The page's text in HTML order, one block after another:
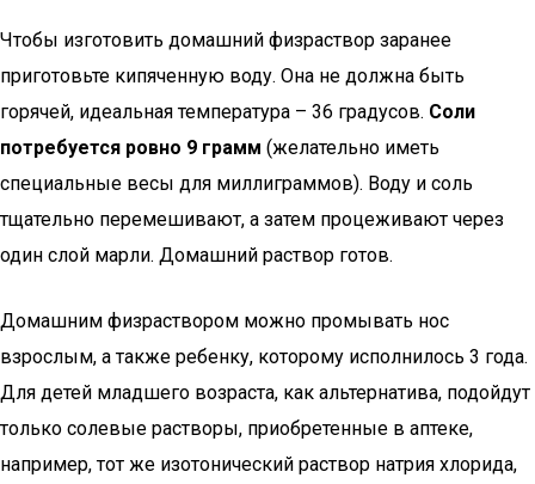
Чтобы изготовить домашний физраствор заранее
приготовьте кипяченную воду. Она не должна быть
горячей, идеальная температура – 36 градусов. Соли
потребуется ровно 9 грамм (желательно иметь
специальные весы для миллиграммов). Воду и соль
тщательно перемешивают, а затем процеживают через
один слой марли. Домашний раствор готов.
Домашним физраствором можно промывать нос
взрослым, а также ребенку, которому исполнилось 3 года.
Для детей младшего возраста, как альтернатива, подойдут
только солевые растворы, приобретенные в аптеке,
например, тот же изотонический раствор натрия хлорида,